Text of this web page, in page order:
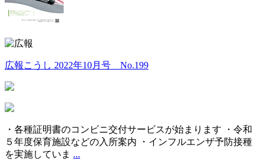
広報こうし 2022年10月号 No.199
・各種証明書のコンビニ交付サービスが始まります ・令和
５年度保育施設などの入所案内 ・インフルエンザ予防接種
を実施していま ...